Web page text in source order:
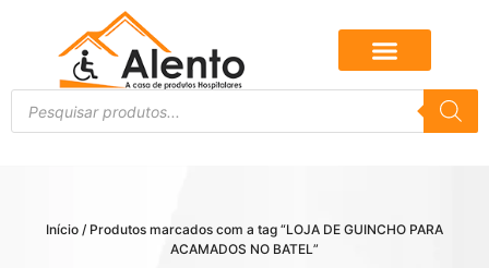
Início / Produtos marcados com a tag “LOJA DE GUINCHO PARA
ACAMADOS NO BATEL”